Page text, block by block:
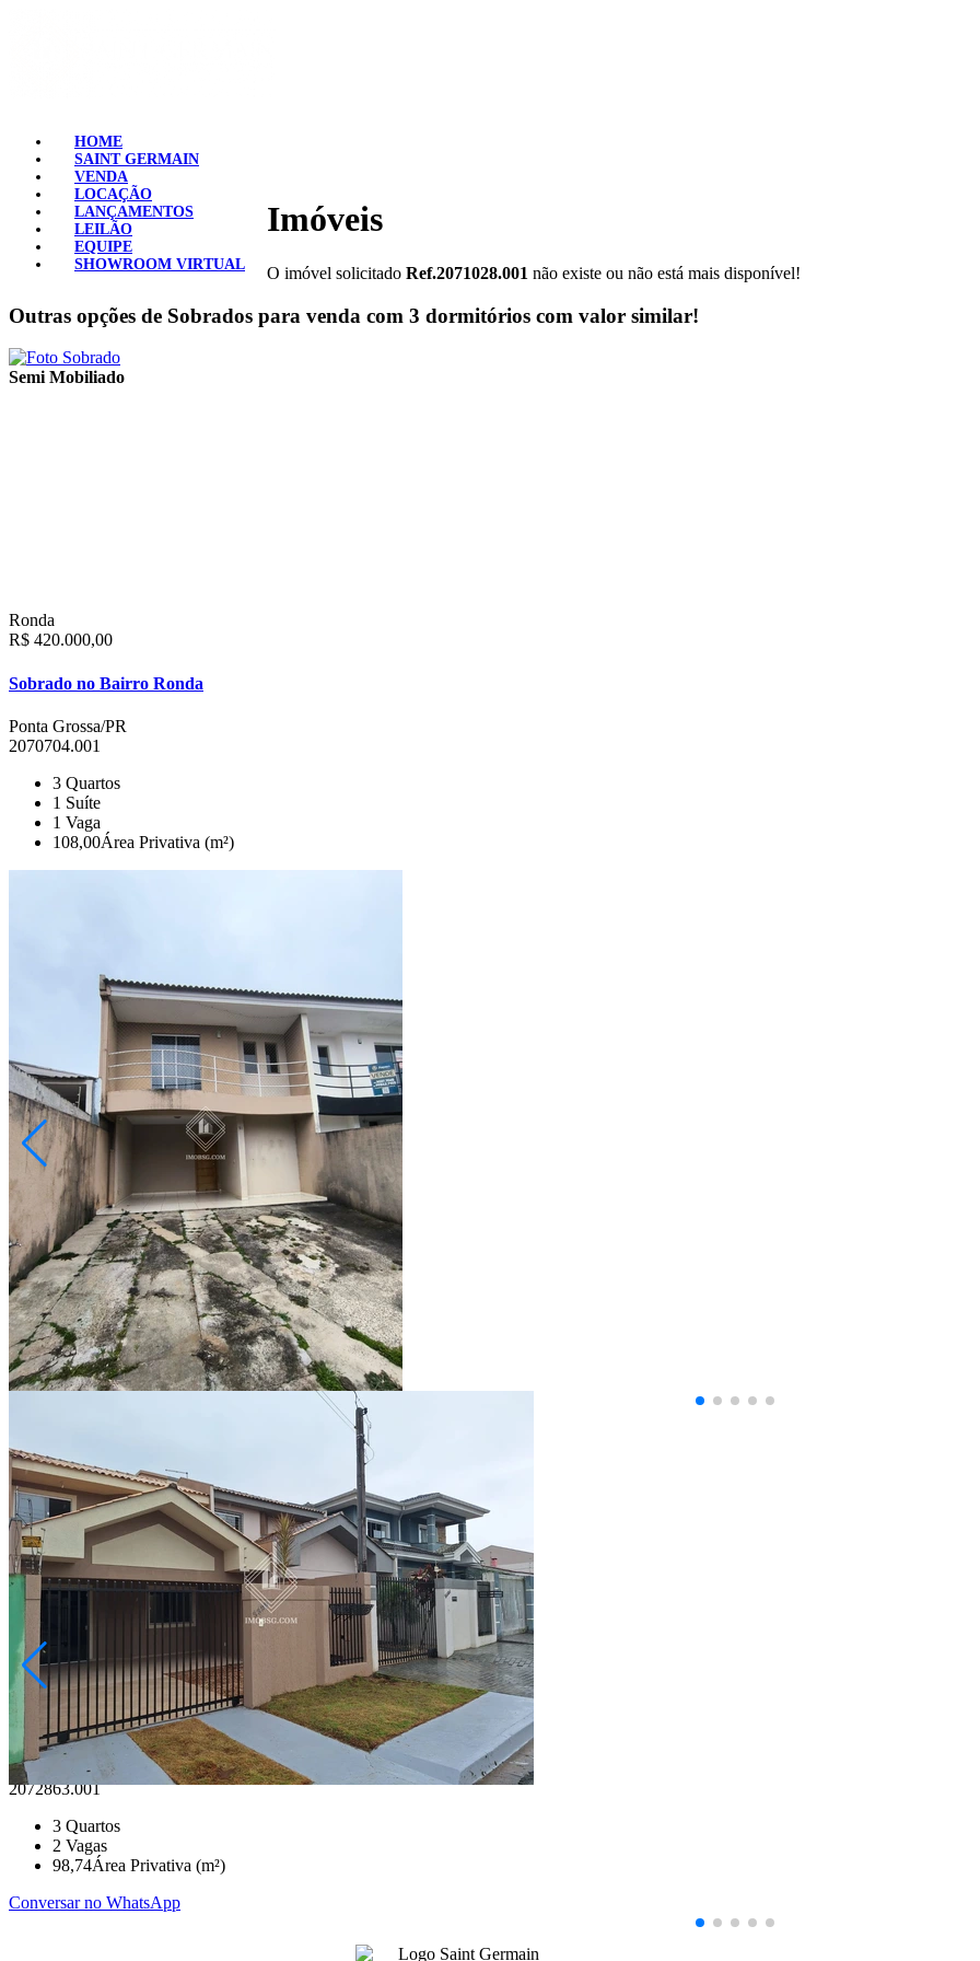
HOME
SAINT GERMAIN
VENDA
LOCAÇÃO
LANÇAMENTOS
LEILÃO
EQUIPE
SHOWROOM VIRTUAL
Imóveis
O imóvel solicitado Ref.2071028.001 não existe ou não está mais disponível!
Outras opções de Sobrados para venda com 3 dormitórios com valor similar!
Semi Mobiliado
Ronda
R$ 420.000,00
Sobrado no Bairro Ronda
Ponta Grossa/PR
2070704.001
3 Quartos
1 Suíte
1 Vaga
108,00Área Privativa (m²)
Neves
R$ 350.000,00
Sobrado - Condomínio Residencial Horizonte
Ponta Grossa/PR
2073188.001
3Quartos
1Suíte
1Vaga
93,00Área Privativa (m²)
Uvaranas
R$ 375.000,00
Sobrado Condominío Marx Bairro Neves
Ponta Grossa/PR
2072863.001
3 Quartos
2 Vagas
98,74Área Privativa (m²)
Conversar no WhatsApp